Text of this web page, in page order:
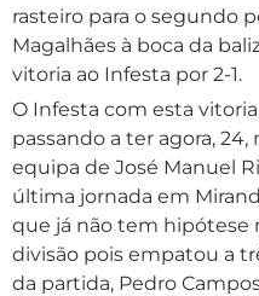
rasteiro para o segundo
Magalhães à boca da
vitoria ao Infesta por 2-1.
O Infesta com esta
passando a ter agora,
equipa de José Manuel
última jornada em
que já não tem hipótese
divisão pois empatou a
da partida, Pedro